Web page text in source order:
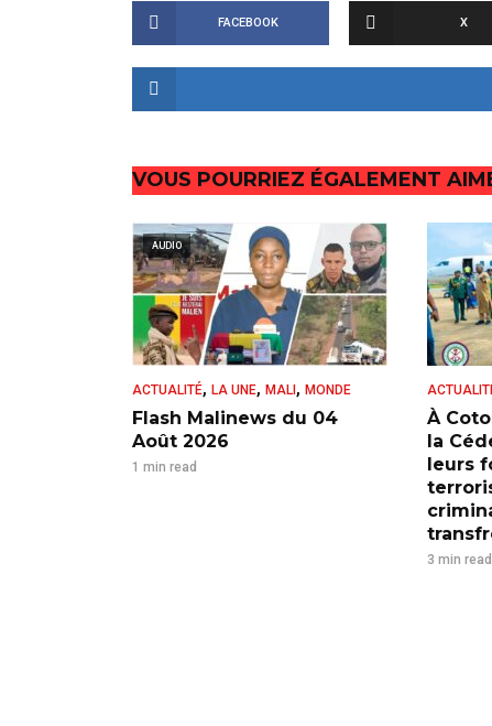
FACEBOOK X
VOUS POURRIEZ ÉGALEMENT
AUDIO
ACTUALITÉ, LA UNE, MALI , MONDE
Flash Malinews du 04
Août 2026
1 min read
À
la
leurs
3 min read